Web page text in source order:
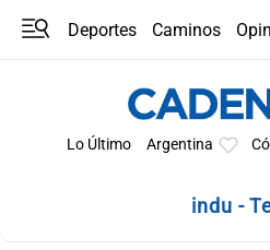
Deportes Caminos
Lo Último Argentina
indu -